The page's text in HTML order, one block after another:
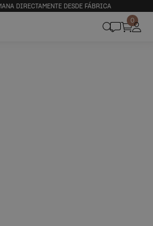
DIRECTAMENTE DESDE FÁBRICA
0